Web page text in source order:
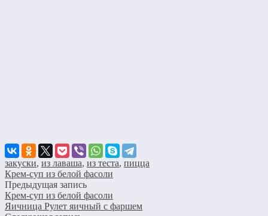
закуски, из лаваша, из теста, пицца
Крем-суп из белой фасоли
Предыдущая запись
Крем-суп из белой фасоли
Яичница Рулет яичный с фаршем